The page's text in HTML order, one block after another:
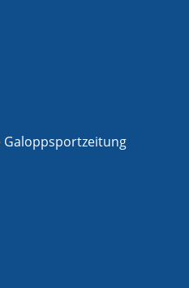
Galoppsportzeitung